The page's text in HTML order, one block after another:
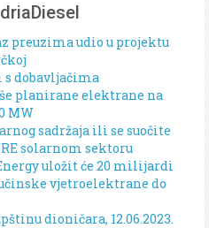
preuzima udio u projektu
s dobavljačima
planirane elektrane na
MW
sadržaja ili se suočite
solarnom sektoru
uložit će 20 milijardi
vjetroelektrane do
dioničara, 12.06.2023.